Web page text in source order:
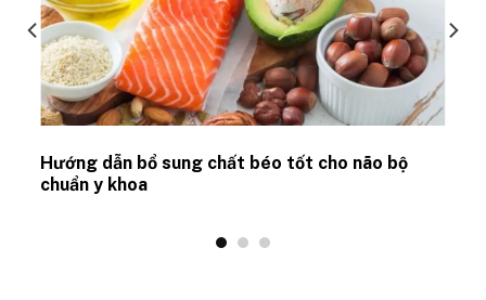
Hướng dẫn bổ sung chất béo tốt cho não bộ
chuẩn y khoa